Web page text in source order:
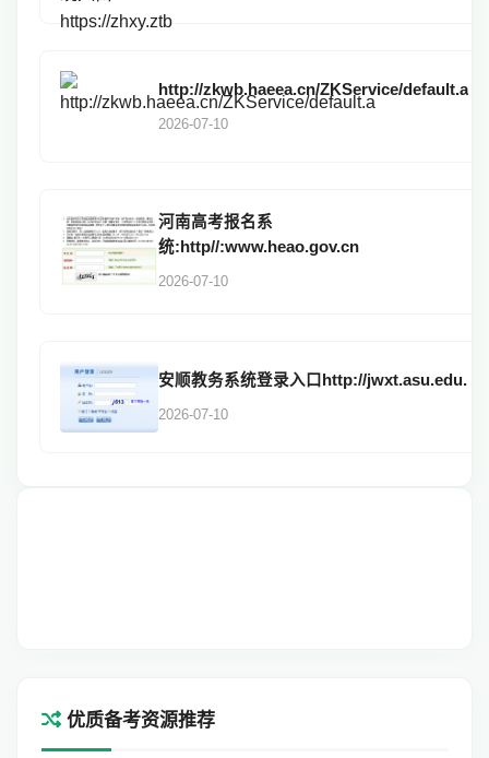
http://zkwb.haeea.cn/ZKService/default.a
2026-07-10
河南高考报名系
统:http//:www.heao.gov.cn
2026-07-10
安顺教务系统登录入口http://jwxt.asu.edu.
2026-07-10
优质备考资源推荐